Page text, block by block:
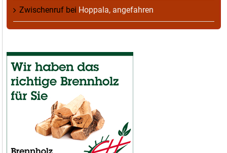
Zwischenruf bei Hoppala, angefahren